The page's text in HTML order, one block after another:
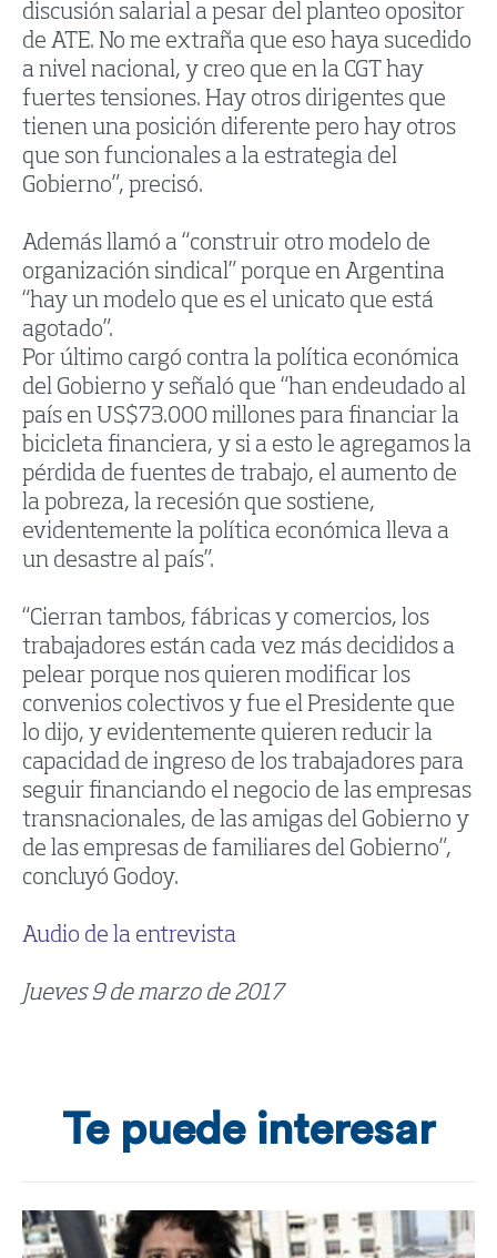
discusión salarial a pesar del planteo opositor
de ATE. No me extraña que eso haya sucedido
a nivel nacional, y creo que en la CGT hay
fuertes tensiones. Hay otros dirigentes que
tienen una posición diferente pero hay otros
que son funcionales a la estrategia del
Gobierno”, precisó.
Además llamó a “construir otro modelo de
organización sindical” porque en Argentina
“hay un modelo que es el unicato que está
agotado”.
Por último cargó contra la política económica
del Gobierno y señaló que “han endeudado al
país en US$73.000 millones para financiar la
bicicleta financiera, y si a esto le agregamos la
pérdida de fuentes de trabajo, el aumento de
la pobreza, la recesión que sostiene,
evidentemente la política económica lleva a
un desastre al país”.
“Cierran tambos, fábricas y comercios, los
trabajadores están cada vez más decididos a
pelear porque nos quieren modificar los
convenios colectivos y fue el Presidente que
lo dijo, y evidentemente quieren reducir la
capacidad de ingreso de los trabajadores para
seguir financiando el negocio de las empresas
transnacionales, de las amigas del Gobierno y
de las empresas de familiares del Gobierno”,
concluyó Godoy.
Audio de la entrevista
Jueves 9 de marzo de 2017
Te puede interesar